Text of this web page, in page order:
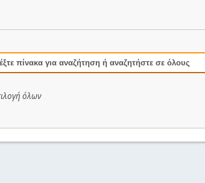
πίνακα για αναζήτηση ή αναζητήστε σε όλους
όλων